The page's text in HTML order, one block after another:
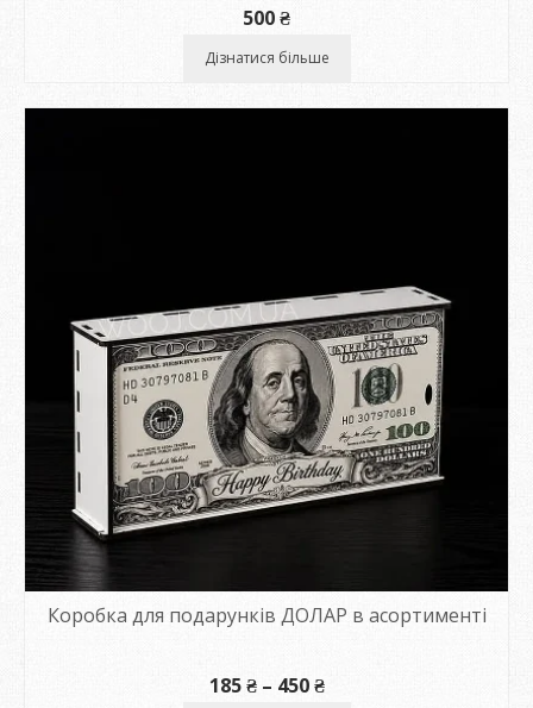
500₴
Дізнатися більше
Коробка для подарунків ДОЛАР в асортименті
185₴ – 450₴Діапазон